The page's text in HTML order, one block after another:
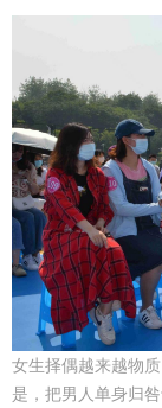
女生择偶越来越物
是，把男人单身归